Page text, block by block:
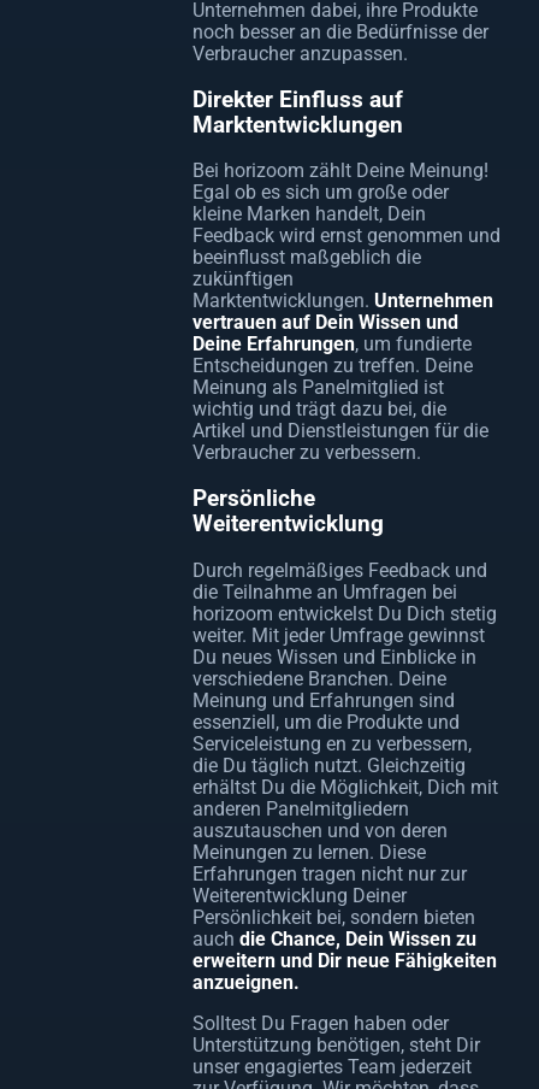
Unternehmen dabei, ihre Produkte
noch besser an die Bedürfnisse der
Verbraucher anzupassen.
Direkter Einfluss auf
Marktentwicklungen
Bei horizoom zählt Deine Meinung!
Egal ob es sich um große oder
kleine Marken handelt, Dein
Feedback wird ernst genommen und
beeinflusst maßgeblich die
zukünftigen
Marktentwicklungen. Unternehmen
vertrauen auf Dein Wissen und
Deine Erfahrungen, um fundierte
Entscheidungen zu treffen. Deine
Meinung als Panelmitglied ist
wichtig und trägt dazu bei, die
Artikel und Dienstleistungen für die
Verbraucher zu verbessern.
Persönliche
Weiterentwicklung
Durch regelmäßiges Feedback und
die Teilnahme an Umfragen bei
horizoom entwickelst Du Dich stetig
weiter. Mit jeder Umfrage gewinnst
Du neues Wissen und Einblicke in
verschiedene Branchen. Deine
Meinung und Erfahrungen sind
essenziell, um die Produkte und
Serviceleistung en zu verbessern,
die Du täglich nutzt. Gleichzeitig
erhältst Du die Möglichkeit, Dich mit
anderen Panelmitgliedern
auszutauschen und von deren
Meinungen zu lernen. Diese
Erfahrungen tragen nicht nur zur
Weiterentwicklung Deiner
Persönlichkeit bei, sondern bieten
auch die Chance, Dein Wissen zu
erweitern und Dir neue Fähigkeiten
anzueignen.
Solltest Du Fragen haben oder
Unterstützung benötigen, steht Dir
unser engagiertes Team jederzeit